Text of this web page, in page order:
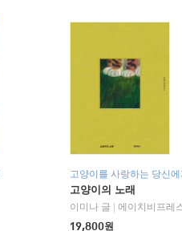
고양이를 사랑하는 당신에
고양이의 노래
이미나 글
에이치비프레스
19,800원